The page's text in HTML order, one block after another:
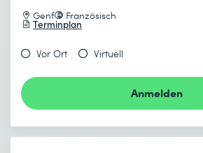
Genf Französisch
Terminplan
Vor Ort Virtuell
Anmelden